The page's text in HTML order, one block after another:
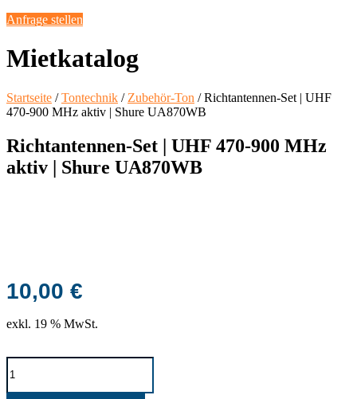
Anfrage stellen
Mietkatalog
Startseite /Tontechnik / Zubehör-Ton / Richtantennen-Set | UHF
470-900 MHz aktiv | Shure UA870WB
Richtantennen-Set | UHF 470-900 MHz
aktiv | Shure UA870WB
10,00 €
exkl. 19 % MwSt.
Richtantennen-
Set
|